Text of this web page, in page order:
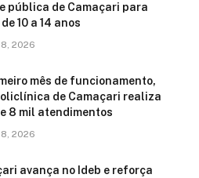
pública de Camaçari para
10 a 14 anos
2026
mês de funcionamento,
de Camaçari realiza
8 mil atendimentos
2026
avança no Ideb e reforça